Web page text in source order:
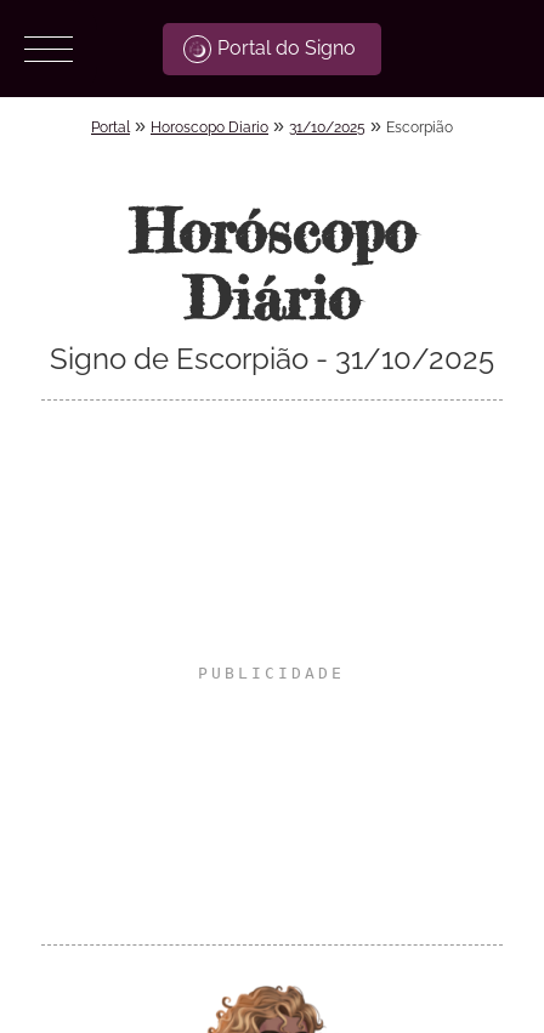
Portal do Signo
Portal » Horoscopo Diario » 31/10/2025 » Escorpião
Horóscopo
Diário
Signo de Escorpião - 31/10/2025